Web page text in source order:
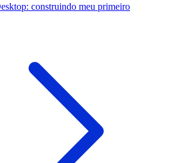
construindo meu primeiro